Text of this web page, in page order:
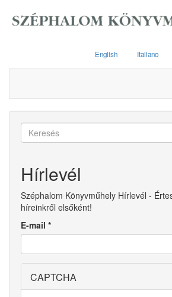
English Italiano
Keresés
Hírlevél
Széphalom Könyvműhely Hírlevél -
híreinkről elsőként!
E-mail *
CAPTCHA